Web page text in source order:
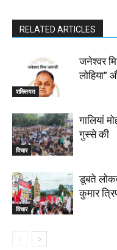
RELATED ARTICLES
शख्सियत
जनेश्वर
लोहिया”
विचार
गालियां
गुस्से की
विचार
डूबते
कुमार